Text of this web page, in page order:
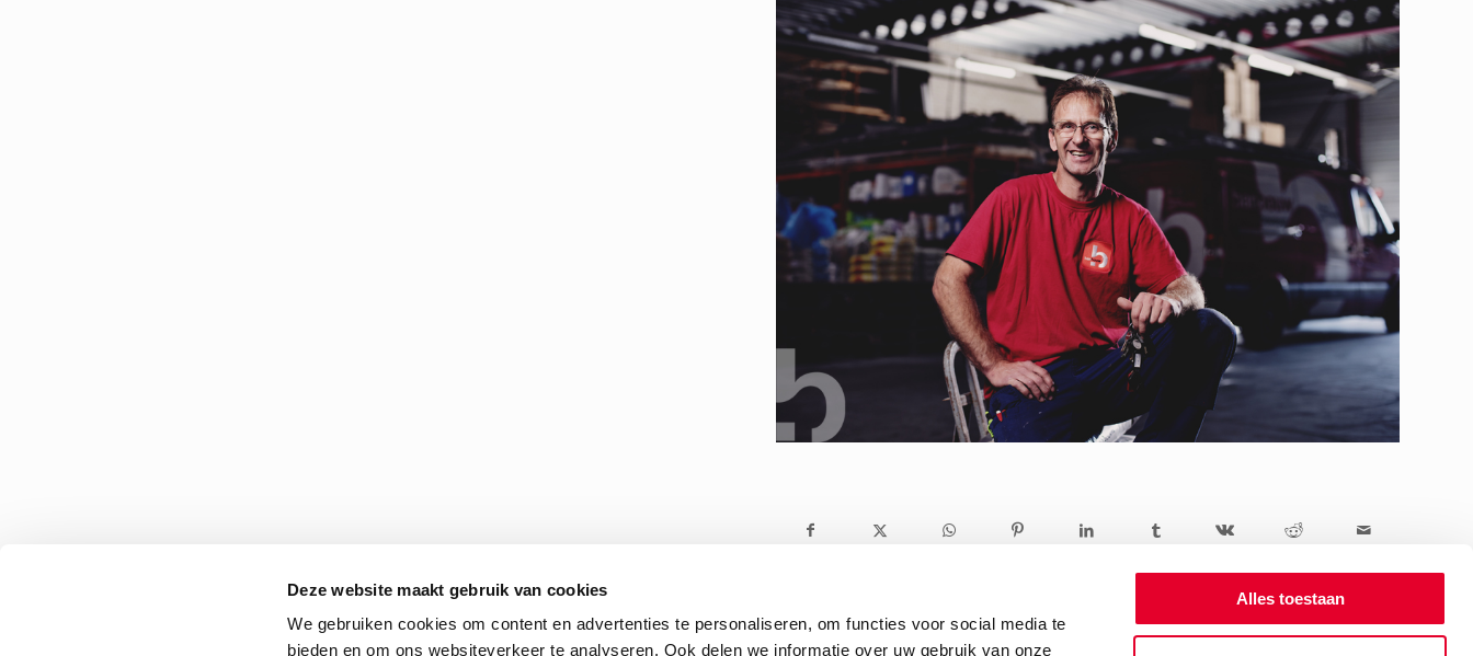
Deze website maakt gebruik van cookies
We gebruiken cookies om content en advertenties te personaliseren, om functies voor social media te
bieden en om ons websiteverkeer te analyseren. Ook delen we informatie over uw gebruik van onze
Alles toestaan